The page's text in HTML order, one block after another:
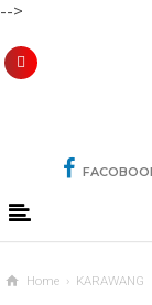
-->
Home › KARAWANG